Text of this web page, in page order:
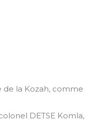
la Kozah, comme
DETSE Komla,